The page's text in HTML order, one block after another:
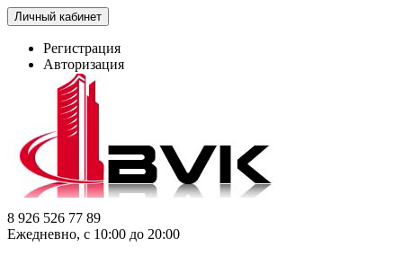
Личный кабинет
Регистрация
Авторизация
8 926 526 77 89
Ежедневно, с 10:00 до 20:00